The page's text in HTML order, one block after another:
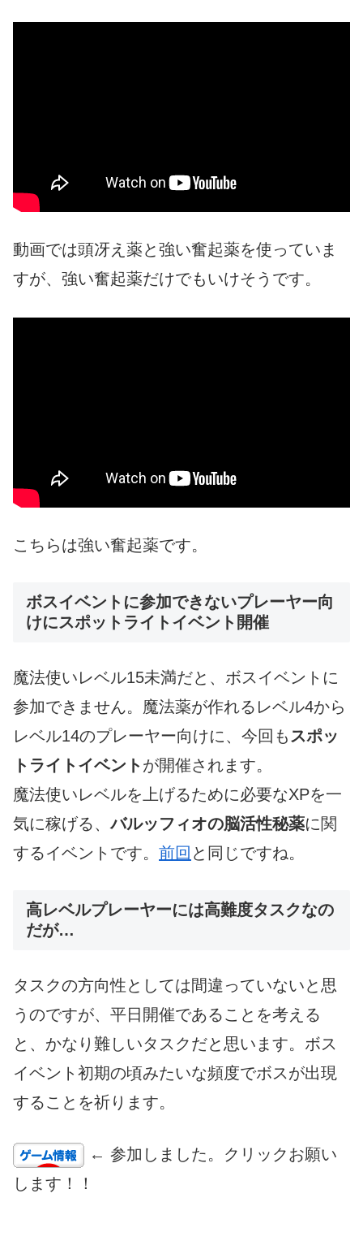
動画では頭冴え薬と強い奮起薬を使っていま
すが、強い奮起薬だけでもいけそうです。
こちらは強い奮起薬です。
ボスイベントに参加できないプレーヤー向
けにスポットライトイベント開催
魔法使いレベル15未満だと、ボスイベントに
参加できません。魔法薬が作れるレベル4から
レベル14のプレーヤー向けに、今回も スポッ
トライトイベント が開催されます。
魔法使いレベルを上げるために必要なXPを一
気に稼げる、バルッフィオの脳活性秘薬に関
するイベントです。 前回 と同じですね。
高レベルプレーヤーには高難度タスクなの
だが…
タスクの方向性としては間違っていないと思
うのですが、平日開催であることを考える
と、かなり難しいタスクだと思います。ボス
イベント初期の頃みたいな頻度でボスが出現
することを祈ります。
← 参加しました。クリックお願い
します！！